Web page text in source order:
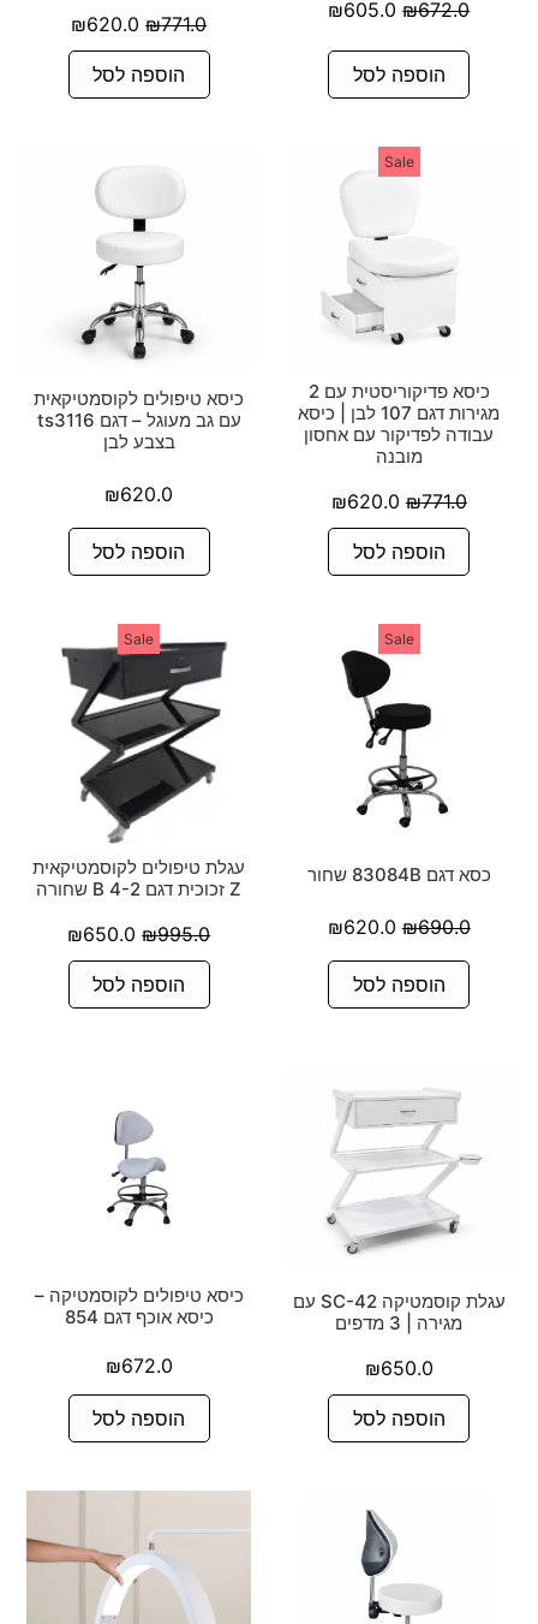
₪672.0
₪605.0
הוספה לסל
₪771.0
₪620.0
הוספה לסל
Sale
כיסא פדיקוריסטית עם 2
מגירות דגם 107 לבן | כיסא
עבודה לפדיקור עם אחסון
מובנה
₪771.0
₪620.0
הוספה לסל
כיסא טיפולים לקוסמטיקאית
עם גב מעוגל – דגם ts3116
בצבע לבן
₪620.0
הוספה לסל
Sale
כסא דגם 83084B שחור
₪690.0
₪620.0
הוספה לסל
Sale
עגלת טיפולים לקוסמטיקאית
Z זכוכית דגם B 4-2 שחורה
₪995.0
₪650.0
הוספה לסל
עגלת קוסמטיקה SC-42 עם
מגירה | 3 מדפים
₪650.0
הוספה לסל
כיסא טיפולים לקוסמטיקה –
כיסא אוכף דגם 854
₪672.0
הוספה לסל